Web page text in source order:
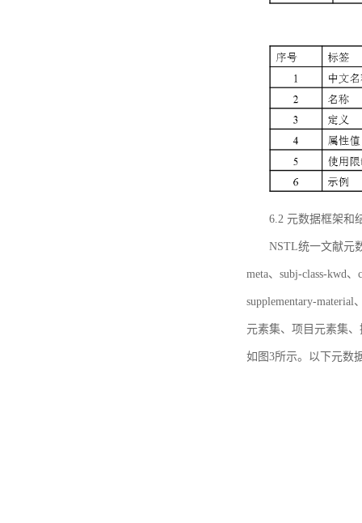
6.2 元数据框架和
NSTL统一文献元
meta、subj-class-kwd
supplementary-
元素集、项目元素集
如图3所示。以下元数